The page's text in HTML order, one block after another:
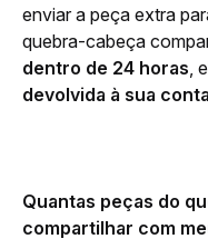
enviar a peça extra
quebra-cabeça
dentro de 24 horas,
devolvida à sua conta
Quantas peças do
compartilhar com